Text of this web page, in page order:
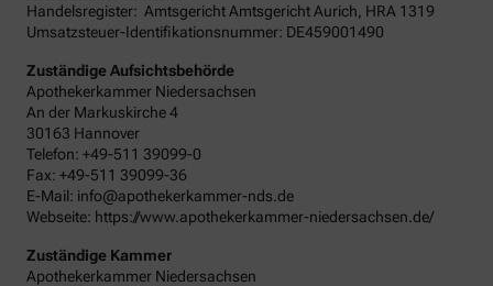
Handelsregister: AmtsgerichtAmtsgericht Aurich HRA 1319
Umsatzsteuer-Identifikationsnummer: DE459001490
Zuständige Aufsichtsbehörde
Apothekerkammer Niedersachsen
An der Markuskirche 4
30163 Hannover
Telefon: +49-511 39099-0
Fax: +49-511 39099-36
E-Mail: info@apothekerkammer-nds.de
Webseite: https://www.apothekerkammer-niedersachsen.de/
Zuständige Kammer
Apothekerkammer Niedersachsen